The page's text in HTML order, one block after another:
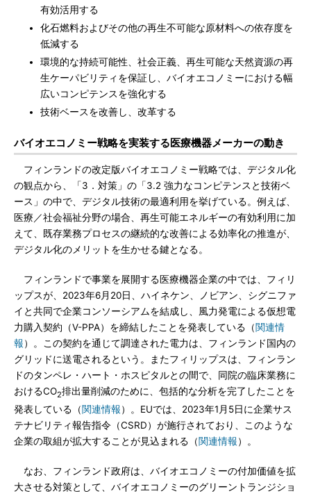
有効活用する
化石燃料およびその他の再生不可能な原材料への依存度を
低減する
環境的な持続可能性、社会正義、再生可能な天然資源の再
生ケーパビリティを保証し、バイオエコノミーにおける幅
広いコンピテンスを強化する
技術ベースを改善し、改革する
バイオエコノミー戦略を実装する医療機器メーカーの動き
フィンランドの改定版バイオエコノミー戦略では、デジタル化
の観点から、「3．対策」の「3.2 強力なコンピテンスと技術ベ
ース」の中で、デジタル技術の最適利用を挙げている。例えば、
医療／社会福祉分野の場合、再生可能エネルギーの有効利用に加
えて、既存業務プロセスの継続的な改善による効率化の推進が、
デジタル化のメリットを生かせる鍵となる。
フィンランドで事業を展開する医療機器企業の中では、フィリ
ップスが、2023年6月20日、ハイネケン、ノビアン、シグニファ
イと共同で企業コンソーシアムを結成し、風力発電による仮想電
力購入契約（V-PPA）を締結したことを発表している（関連情
報）。この契約を通じて調達された電力は、フィンランド国内の
グリッドに送電されるという。またフィリップスは、フィンラン
ドのタンペレ・ハート・ホスピタルとの間で、同院の臨床業務に
おけるCO2排出量削減のために、包括的な分析を完了したことを
発表している（関連情報）。EUでは、2023年1月5日に企業サス
テナビリティ報告指令（CSRD）が施行されており、このような
企業の取組が拡大することが見込まれる（関連情報）。
なお、フィンランド政府は、バイオエコノミーの付加価値を拡
大させる対策として、バイオエコノミーのグリーントランジショ